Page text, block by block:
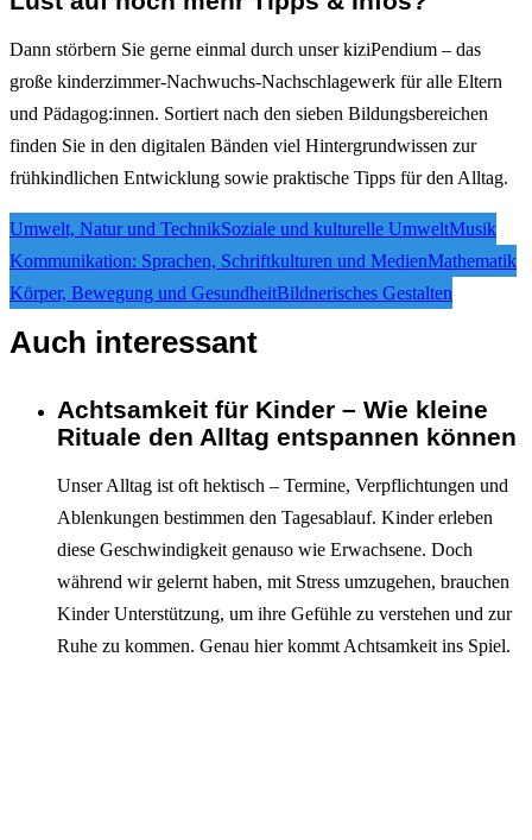
Dann störbern Sie gerne einmal durch unser kiziPendium – das
große kinderzimmer-Nachwuchs-Nachschlagewerk für alle Eltern
und Pädagog:innen. Sortiert nach den sieben Bildungsbereichen
finden Sie in den digitalen Bänden viel Hintergrundwissen zur
frühkindlichen Entwicklung sowie praktische Tipps für den Alltag.
Umwelt, Natur und TechnikSoziale und kulturelle UmweltMusik
Kommunikation: Sprachen, Schriftkulturen und MedienMathematik
Körper, Bewegung und GesundheitBildnerisches Gestalten
Auch interessant
Interagieren
Achtsamkeit für Kinder – Wie kleine
Rituale den Alltag entspannen können
Unser Alltag ist oft hektisch – Termine, Verpflichtungen und
Ablenkungen bestimmen den Tagesablauf. Kinder erleben
diese Geschwindigkeit genauso wie Erwachsene. Doch
während wir gelernt haben, mit Stress umzugehen, brauchen
Kinder Unterstützung, um ihre Gefühle zu verstehen und zur
Ruhe zu kommen. Genau hier kommt Achtsamkeit ins Spiel.